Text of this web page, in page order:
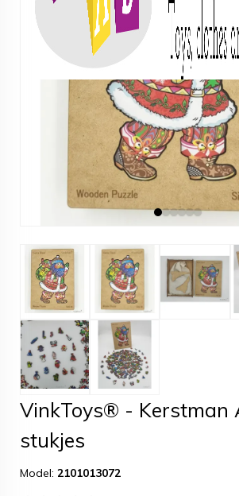
VinkToys® - Kerstman
stukjes
Model: 2101013072